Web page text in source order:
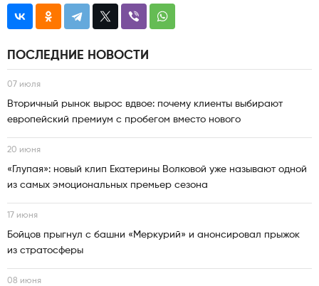
ПОСЛЕДНИЕ НОВОСТИ
07 июля
Вторичный рынок вырос вдвое: почему клиенты выбирают
европейский премиум с пробегом вместо нового
20 июня
«Глупая»: новый клип Екатерины Волковой уже называют одной
из самых эмоциональных премьер сезона
17 июня
Бойцов прыгнул с башни «Меркурий» и анонсировал прыжок
из стратосферы
08 июня